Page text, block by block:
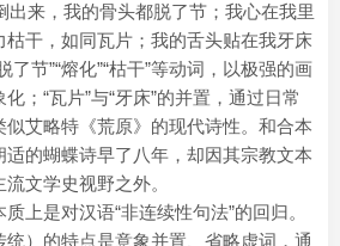
出来，我的骨头都脱了节；我心在我里
干，如同瓦片；我的舌头贴在我牙床
了节”“熔化”“枯干”等动词，以极强的画
；“瓦片”与“牙床”的并置，通过日常
艾略特《荒原》的现代诗性。和合本
适的蝴蝶诗早了八年，却因其宗教文本
文学史视野之外。
上是对汉语“非连续性句法”的回归。
）的特点是意象并置、省略虚词，通